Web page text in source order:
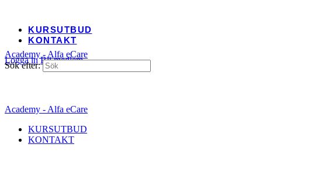
KURSUTBUD
KONTAKT
Logga in Bli medlem
Academy - Alfa eCare
Sök efter:
Academy - Alfa eCare
KURSUTBUD
KONTAKT